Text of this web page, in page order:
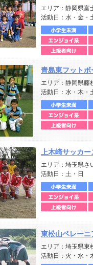
エリア：静岡県富
活動日：水・金・
青島東フットボ
エリア：静岡県藤
活動日：水・木・
上木崎サッカ
エリア：埼玉県さ
活動日：土・日
東松山ペレー
エリア：埼玉県東
活動日：火・水・